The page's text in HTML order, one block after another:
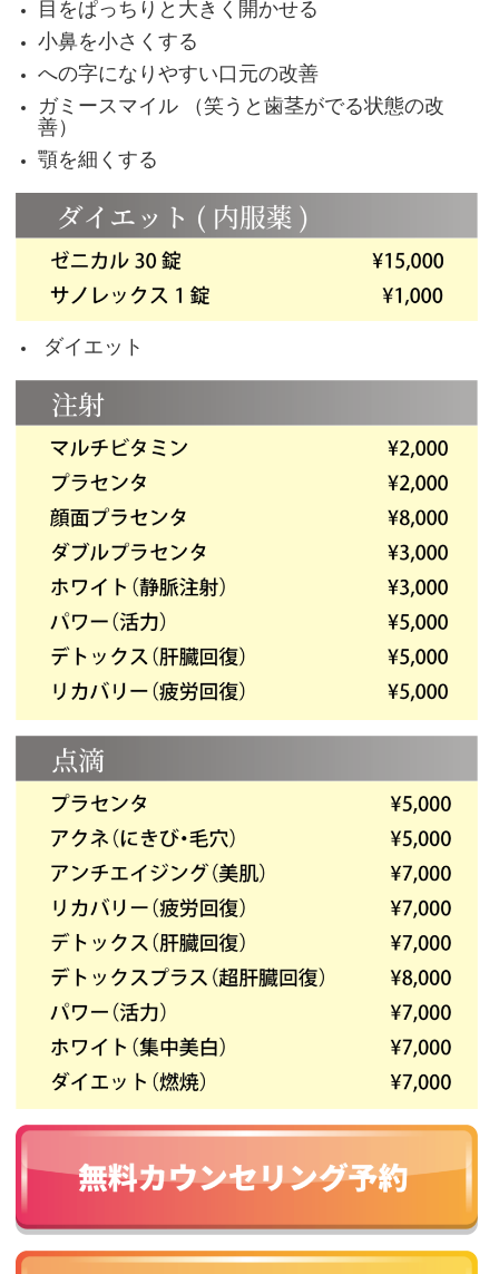
目をぱっちりと大きく開かせる
小鼻を小さくする
への字になりやすい口元の改善
ガミースマイル （笑うと歯茎がでる状態の改
善）
顎を細くする
ダイエット